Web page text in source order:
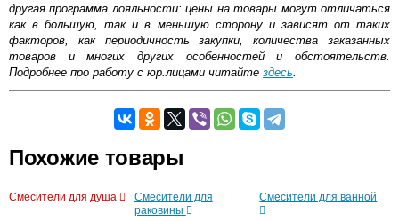
другая программа лояльности: цены на товары могут отличаться
как в большую, так и в меньшую сторону и зависят от таких
факторов, как периодичность закупки, количества заказанных
товаров и многих других особенностей и обстоятельств.
Подробнее про работу с юр.лицами читайте здесь.
Оставьте отзыв
Доставка сантехники по Москве и Московской области
Возможные способы оплаты:
Похожие товары
Смесители для душа
Смесители для
раковины
Смесители для ванной